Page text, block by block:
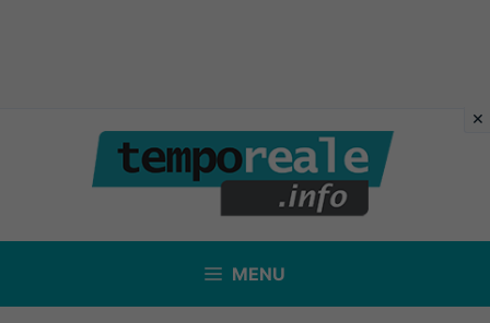
contenuto
MENU